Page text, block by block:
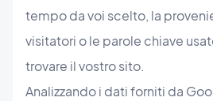
tempo da voi scelto, la
visitatori o le parole chiave
trovare il vostro sito.
Analizzando i dati forniti da